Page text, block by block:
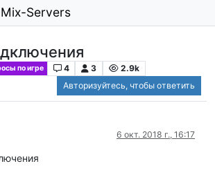
Servers
по игре 4 3
2.9k
Авторизуйтесь, чтобы ответить
6 окт. 2018 г., 16:17